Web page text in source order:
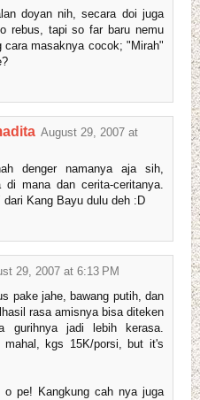
doyan nih, secara doi juga
rebus, tapi so far baru nemu
cara masaknya cocok; "Mirah"
August 29, 2007 at
denger namanya aja sih,
di mana dan cerita-ceritanya.
Kang Bayu dulu deh :D
29, 2007 at 6:13 PM
pake jahe, bawang putih, dan
rasa amisnya bisa diteken
gurihnya jadi lebih kerasa.
mahal, kgs 15K/porsi, but it's
o pe! Kangkung cah nya juga